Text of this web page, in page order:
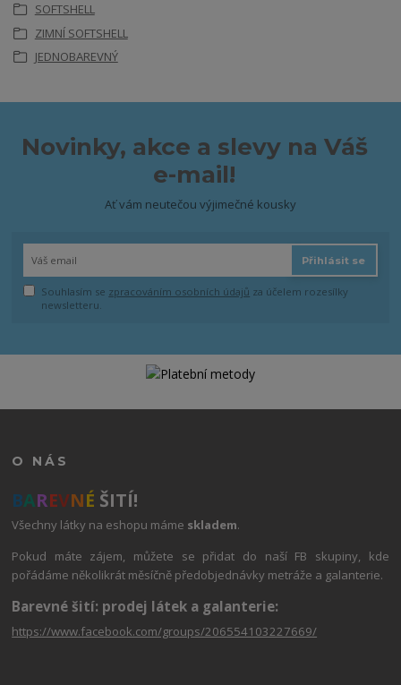
SOFTSHELL
ZIMNÍ SOFTSHELL
JEDNOBAREVNÝ
Novinky, akce a slevy na Váš
e-mail!
Ať vám neutečou výjimečné kousky
Přihlásit se
Souhlasím se zpracováním osobních údajů za účelem rozesílky
newsletteru.
O NÁS
BAREVNÉ ŠITÍ!
Všechny látky na eshopu máme skladem.
Pokud máte zájem, můžete se přidat do naší FB skupiny, kde
pořádáme několikrát měsíčně předobjednávky metráže a galanterie.
Barevné šití: prodej látek a galanterie:
https://www.facebook.com/groups/206554103227669/